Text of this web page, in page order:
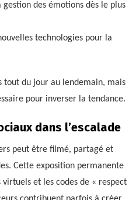
des émotions dès le plus
technologies pour la
tout du jour au lendemain, mais
pour inverser la tendance.
dans l’escalade
peut être filmé, partagé et
Cette exposition permanente
virtuels et les codes de « respect